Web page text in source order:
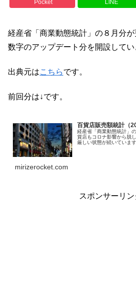
Pocket LINE
経産省「商業動態統計」の８月分が
数字のアップデート分を開設してい
出典元はこちらです。
前回分は↓です。
百貨店販売額統計（
経産省「商業動態統計」
貨店もコロナ影響から脱
厳しい状態が続いています
mirizerocket.com
スポンサーリン